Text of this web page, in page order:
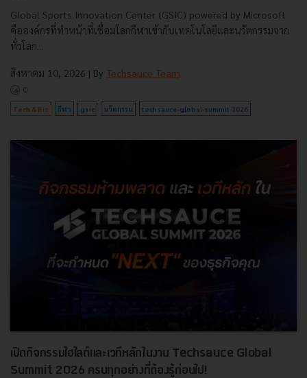
Global Sports Innovation Center (GSIC) powered by Microsoft
คือองค์กรที่ทำหน้าที่เชื่อมโลกกีฬาเข้ากับเทคโนโลยีและนวัตกรรมจาก
ทั่วโลก...
สิงหาคม 10, 2026 | By Techsauce Team
0
Tech & Biz กีฬา gsic นวัตกรรม techsauce-global-summit-2026
เปิดกิจกรรมไฮไลต์และเวทีหลักในงาน Techsauce Global
Summit 2026 ครบทุกอย่างที่ต้องรู้ก่อนไป!